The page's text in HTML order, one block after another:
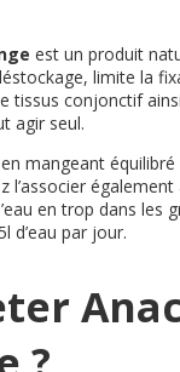
est un produit
limite la
tissus conjonctif
agir seul.
mangeant
l’associer également
en trop dans les
d’eau par jour.